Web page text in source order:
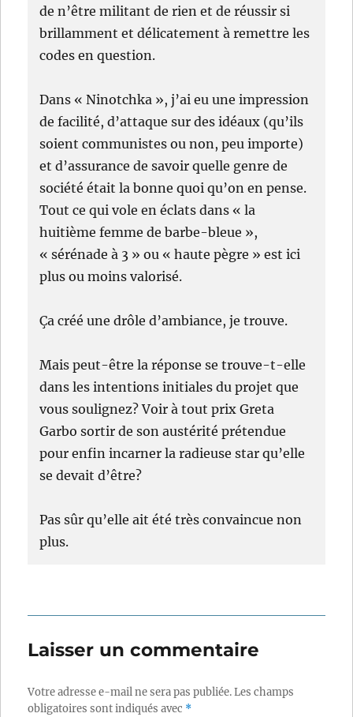
de n’être militant de rien et de réussir si
brillamment et délicatement à remettre les
codes en question.
Dans « Ninotchka », j’ai eu une impression
de facilité, d’attaque sur des idéaux (qu’ils
soient communistes ou non, peu importe)
et d’assurance de savoir quelle genre de
société était la bonne quoi qu’on en pense.
Tout ce qui vole en éclats dans « la
huitième femme de barbe-bleue »,
« sérénade à 3 » ou « haute pègre » est ici
plus ou moins valorisé.
Ça créé une drôle d’ambiance, je trouve.
Mais peut-être la réponse se trouve-t-elle
dans les intentions initiales du projet que
vous soulignez? Voir à tout prix Greta
Garbo sortir de son austérité prétendue
pour enfin incarner la radieuse star qu’elle
se devait d’être?
Pas sûr qu’elle ait été très convaincue non
plus.
Laisser un commentaire
Votre adresse e-mail ne sera pas publiée.Les champs
obligatoires sont indiqués avec *